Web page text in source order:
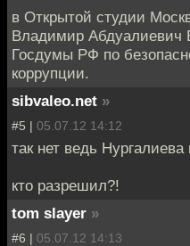
в Открытой студии
Владимир Абдуалиевич
Госдумы РФ по
коррупции.
sibvaleo.net »
#5 | 05.07.12 14:12
так нет ведь Нургалиева
кто разрешил?!
tom slayer »
#6 | 05.07.12 14:13